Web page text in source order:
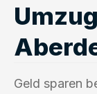
Geld sparen